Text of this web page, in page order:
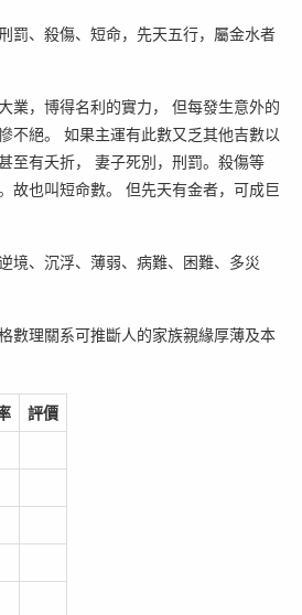
罰、殺傷、短命，先天五行，屬金水者
業，博得名利的實力， 但每發生意外的
不絕。 如果主運有此數又乏其他吉數以
至有夭折， 妻子死別，刑罰。殺傷等
故也叫短命數。 但先天有金者，可成巨
境、沉浮、薄弱、病難、困難、多災
數理關系可推斷人的家族親緣厚薄及本
評價